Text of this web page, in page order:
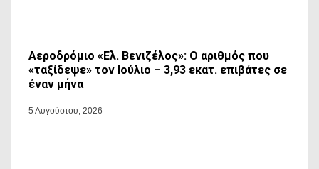
Αεροδρόμιο «Ελ. Βενιζέλος»: Ο αριθμός που
«ταξίδεψε» τον Ιούλιο – 3,93 εκατ. επιβάτες σε
έναν μήνα
5 Αυγούστου, 2026